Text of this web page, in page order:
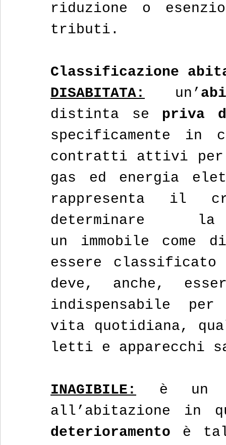
riduzione o
tributi.
Classificazione
DISABITATA:
un’
distinta se priva
specificamente in
contratti attivi per
gas ed energia
rappresenta il
determinare
un immobile
essere classificato
deve, anche,
indispensabile
vita quotidiana,
letti e apparecchi
INAGIBILE:
è
all’abitazione in
deterioramento è